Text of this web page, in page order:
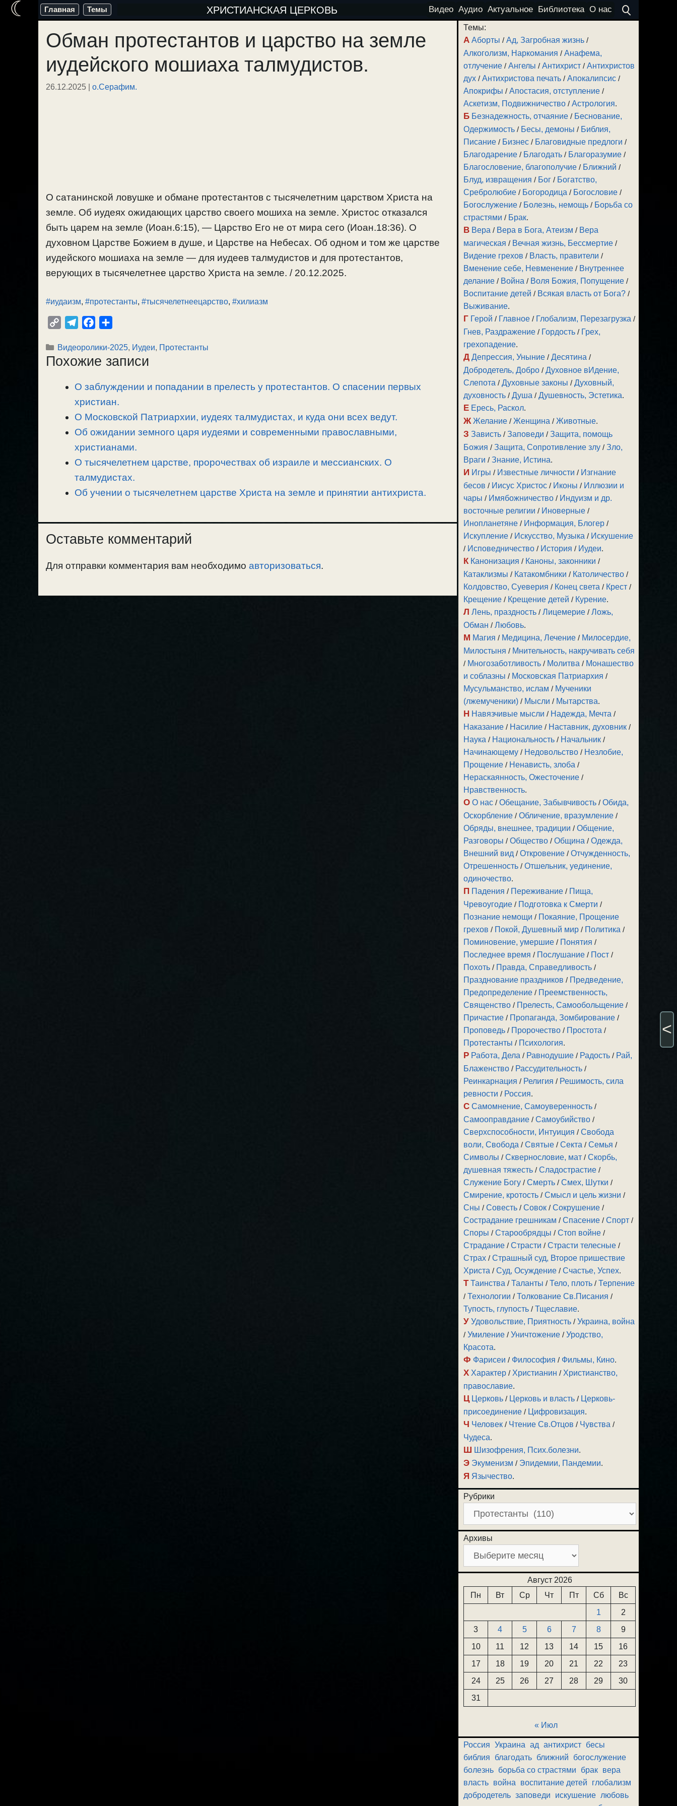
Перейти
содержимому
Главная Темы ХРИСТИАНСКАЯ ЦЕРКОВЬ Видео Аудио Актуальное Библиотека О нас
Обман протестантов и царство на земле
иудейского мошиаха талмудистов.
26.12.2025 | о.Серафим.
О сатанинской ловушке и обмане протестантов с тысячелетним царством Христа на
земле. Об иудеях ожидающих царство своего мошиха на земле. Христос отказался
быть царем на земле (Иоан.6:15), — Царство Его не от мира сего (Иоан.18:36). О
духовном Царстве Божием в душе, и Царстве на Небесах. Об одном и том же царстве
иудейского мошиаха на земле — для иудеев талмудистов и для протестантов,
верующих в тысячелетнее царство Христа на земле. / 20.12.2025.
#иудаизм, #протестанты, #тысячелетнеецарство, #хилиазм
p
y
l
e
r
a
m
c
e
o
o
k
п
р
в
и
т
Рубрики
Видеоролики-2025, Иудеи, Протестанты
Похожие записи
О заблуждении и попадании в прелесть у протестантов. О спасении первых
христиан.
О Московской Патриархии, иудеях талмудистах, и куда они всех ведут.
Об ожидании земного царя иудеями и современными православными,
христианами.
О тысячелетнем царстве, пророчествах об израиле и мессианских. О
талмудистах.
Об учении о тысячелетнем царстве Христа на земле и принятии антихриста.
Оставьте комментарий
Для отправки комментария вам необходимо авторизоваться.
Темы:
А Аборты /Ад, Загробная жизнь /
Алкоголизм, Наркомания /Анафема,
отлучение /Ангелы /Антихрист /Антихристов
дух /Антихристова печать /Апокалипсис /
Апокрифы /Апостасия, отступление /
Аскетизм, Подвижничество /Астрология.
Б Безнадежность, отчаяние / Беснование,
Одержимость / Бесы, демоны / Библия,
Писание / Бизнес / Благовидные предлоги /
Благодарение / Благодать / Благоразумие /
Благословение, благополучие / Ближний /
Блуд, извращения / Бог / Богатство,
Сребролюбие / Богородица / Богословие /
Богослужение / Болезнь, немощь / Борьба со
страстями / Брак.
В Вера / Вера в Бога, Атеизм / Вера
магическая / Вечная жизнь, Бессмертие /
Видение грехов / Власть, правители /
Вменение себе, Невменение / Внутреннее
делание / Война / Воля Божия, Попущение /
Воспитание детей / Всякая власть от Бога? /
Выживание.
Г Герой / Главное / Глобализм, Перезагрузка /
Гнев, Раздражение / Гордость / Грех,
грехопадение.
Д Депрессия, Уныние /Десятина /
Добродетель, Добро /Духовное вИдение,
Слепота /Духовные законы /Духовный,
духовность /Душа /Душевность, Эстетика.
Е Ересь, Раскол.
Ж Желание /Женщина /Животные.
З Зависть /Заповеди /Защита, помощь
Божия /Защита, Сопротивление злу /Зло,
Враги /Знание, Истина.
И Игры / Известные личности / Изгнание
бесов / Иисус Христос / Иконы / Иллюзии и
чары / Имябожничество / Индуизм и др.
восточные религии / Иноверные /
Инопланетяне / Информация, Блогер /
Искупление / Искусство, Музыка / Искушение
/ Исповедничество / История / Иудеи.
К Канонизация / Каноны, законники /
Катаклизмы / Катакомбники / Католичество /
Колдовство, Суеверия / Конец света / Крест /
Крещение / Крещение детей / Курение.
Л Лень, праздность /Лицемерие /Ложь,
Обман /Любовь.
М Магия / Медицина, Лечение / Милосердие,
Милостыня / Мнительность, накручивать себя
/ Многозаботливость / Молитва / Монашество
и соблазны / Московская Патриархия /
Мусульманство, ислам / Мученики
(лжемученики) / Мысли / Мытарства.
Н Навязчивые мысли / Надежда, Мечта /
Наказание / Насилие / Наставник, духовник /
Наука / Национальность / Начальник /
Начинающему / Недовольство / Незлобие,
Прощение / Ненависть, злоба /
Нераскаянность, Ожесточение /
Нравственность.
О О нас /Обещание, Забывчивость /Обида,
Оскорбление /Обличение, вразумление /
Обряды, внешнее, традиции /Общение,
Разговоры /Общество /Община /Одежда,
Внешний вид /Откровение /Отчужденность,
Отрешенность /Отшельник, уединение,
одиночество.
П Падения / Переживание / Пища,
Чревоугодие / Подготовка к Смерти /
Познание немощи / Покаяние, Прощение
грехов / Покой, Душевный мир / Политика /
Поминовение, умершие / Понятия /
Последнее время / Послушание / Пост /
Похоть / Правда, Справедливость /
Празднование праздников / Предведение,
Предопределение / Преемственность,
Священство / Прелесть, Самообольщение /
Причастие / Пропаганда, Зомбирование /
Проповедь / Пророчество / Простота /
Протестанты / Психология.
Р Работа, Дела / Равнодушие / Радость / Рай,
Блаженство / Рассудительность /
Реинкарнация / Религия / Решимость, сила
ревности / Россия.
С Самомнение, Самоуверенность /
Самооправдание /Самоубийство /
Сверхспособности, Интуиция /Свобода
воли, Свобода /Святые /Секта /Семья /
Символы /Сквернословие, мат /Скорбь,
душевная тяжесть /Сладострастие /
Служение Богу /Смерть /Смех, Шутки /
Смирение, кротость /Смысл и цель жизни /
Сны /Совесть /Совок /Сокрушение /
Сострадание грешникам /Спасение /Спорт /
Споры /Старообрядцы /Стоп войне /
Страдание /Страсти /Страсти телесные /
Страх /Страшный суд, Второе пришествие
Христа /Суд, Осуждение /Счастье, Успех.
Т Таинства /Таланты /Тело, плоть /Терпение
/Технологии /Толкование Св.Писания /
Тупость, глупость /Тщеславие.
У Удовольствие, Приятность /Украина, война
/Умиление /Уничтожение /Уродство,
Красота.
Ф Фарисеи / Философия / Фильмы, Кино.
Х Характер / Христианин / Христианство,
православие.
Ц Церковь / Церковь и власть / Церковь-
присоединение / Цифровизация.
Ч Человек / Чтение Св.Отцов / Чувства /
Чудеса.
Ш Шизофрения, Псих.болезни.
Э Экуменизм / Эпидемии, Пандемии.
Я Язычество.
Рубрики
Архивы
Август 2026
Пн
Вт Ср Чт Пт Сб
Вс
1
2
3
4 5 6 7 8
9
10
11 12 13 14 15
16
17
18 19 20 21 22
23
24
25 26 27 28 29
30
31
« Июл
Россия Украина ад антихрист бесы
библия
благодать ближний
богослужение
болезнь борьба со страстями брак вера
власть война воспитание детей
глобализм
добродетель заповеди искушение любовь
☾
<